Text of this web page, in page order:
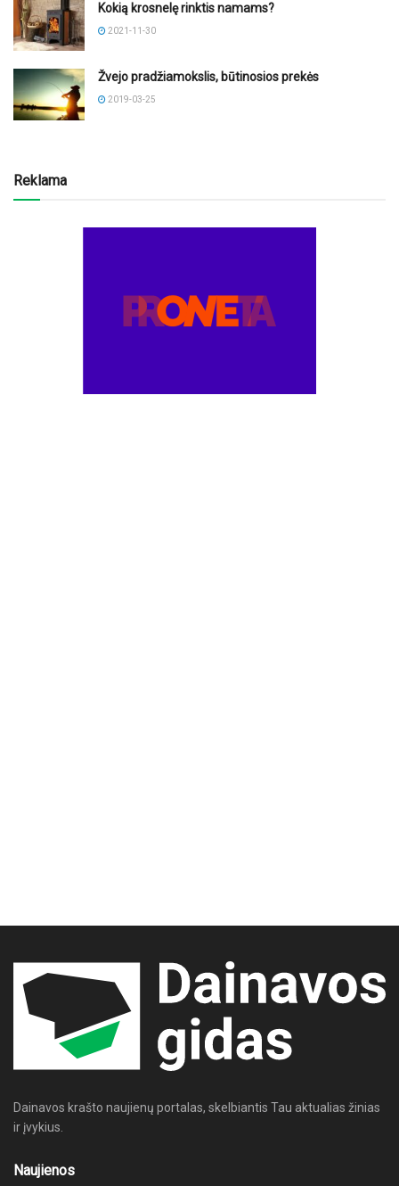
Kokią krosnelę rinktis namams?
2021-11-30
Žvejo pradžiamokslis, būtinosios prekės
2019-03-25
Reklama
Dainavos krašto naujienų portalas, skelbiantis Tau aktualias žinias
ir įvykius.
Naujienos